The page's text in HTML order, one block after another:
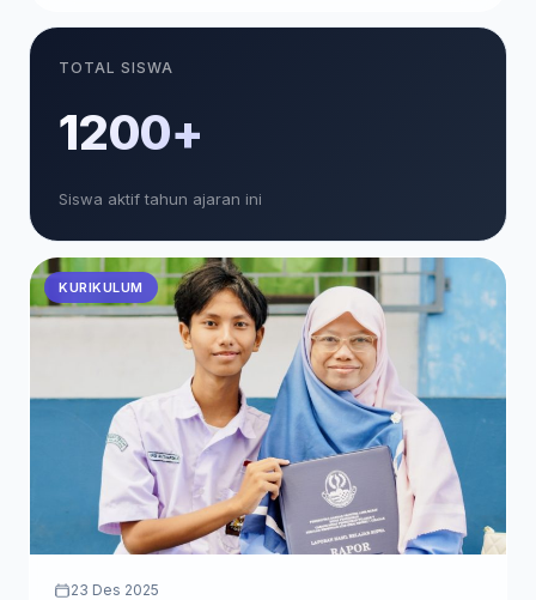
TOTAL SISWA
1200+
Siswa aktif tahun ajaran ini
KURIKULUM
23 Des 2025